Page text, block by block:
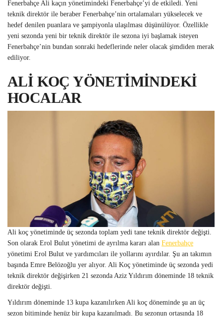
Fenerbahçe Ali kaçın yönetimindeki Fenerbahçe’yi de etkiledi. Yeni
teknik direktör ile beraber Fenerbahçe’nin ortalamaları yükselecek ve
hedef denilen puanlara ve şampiyonla ulaşılması düşünülüyor. Özellikle
yeni sezonda yeni bir teknik direktör ile sezona iyi başlamak isteyen
Fenerbahçe’nin bundan sonraki hedeflerinde neler olacak şimdiden merak
ediliyor.
ALİ KOÇ YÖNETİMİNDEKİ
HOCALAR
Ali koç yönetiminde üç sezonda toplam yedi tane teknik direktör değişti.
Son olarak Erol Bulut yönetimi de ayrılma kararı alan Fenerbahçe
yönetimi Erol Bulut ve yardımcıları ile yollarını ayırdılar. Şu an takımın
başında Emre Belözoğlu yer alıyor. Ali Koç yönetiminde üç sezonda yedi
teknik direktör değişirken 21 sezonda Aziz Yıldırım döneminde 18 teknik
direktör değişti.
Yıldırım döneminde 13 kupa kazanılırken Ali koç döneminde şu an üç
sezon bitiminde henüz bir kupa kazanılmadı. Bu sezonun ortasında 18